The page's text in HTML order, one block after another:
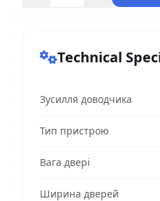
Technical
Зусилля доводчика
Тип пристрою
Вага двері
Ширина дверей